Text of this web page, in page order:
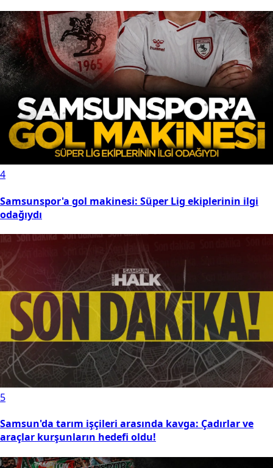
4
Samsunspor'a gol makinesi: Süper Lig ekiplerinin ilgi
odağıydı
5
Samsun'da tarım işçileri arasında kavga: Çadırlar ve
araçlar kurşunların hedefi oldu!